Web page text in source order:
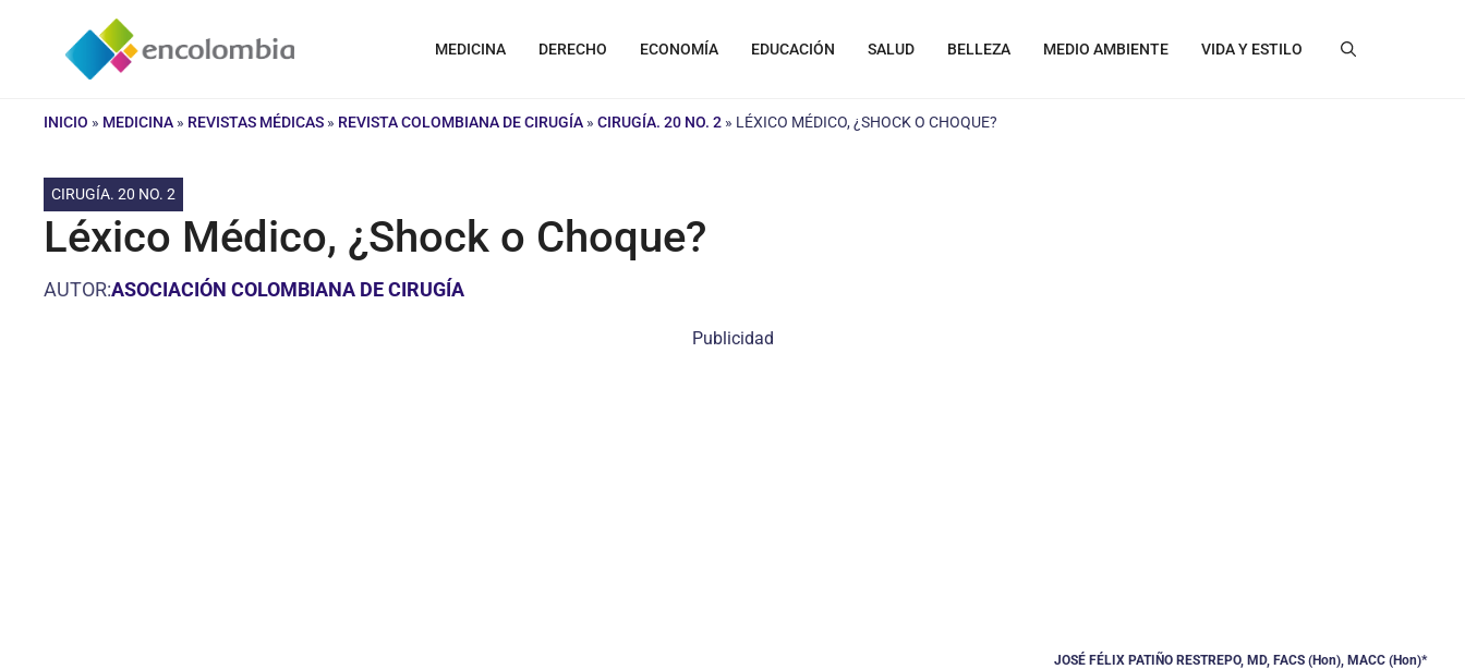
contenido
MEDICINA DERECHO ECONOMÍA EDUCACIÓN SALUD BELLEZA MEDIO AMBIENTE VIDA Y ESTILO
INICIO » MEDICINA » REVISTAS MÉDICAS » REVISTA COLOMBIANA DE CIRUGÍA » CIRUGÍA. 20 NO. 2 » LÉXICO MÉDICO, ¿SHOCK O CHOQUE?
CIRUGÍA. 20 NO. 2
Léxico Médico, ¿Shock o Choque?
AUTOR:ASOCIACIÓN COLOMBIANA DE CIRUGÍA
Publicidad
JOSÉ FÉLIX PATIÑO RESTREPO, MD, FACS (Hon), MACC (Hon)*